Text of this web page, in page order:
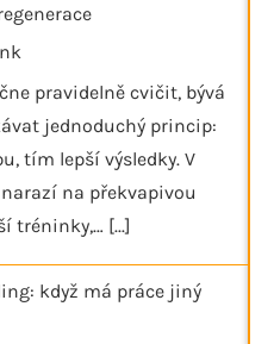
pravidelně cvičit, bývá
jednoduchý princip:
tím lepší výsledky. V
na překvapivou
tréninky,… [...]
když má práce jiný